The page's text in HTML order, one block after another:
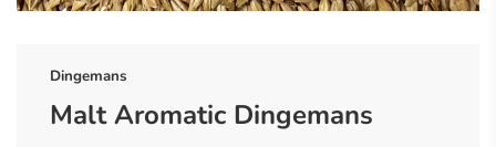
Dingemans
Malt Aromatic Dingemans